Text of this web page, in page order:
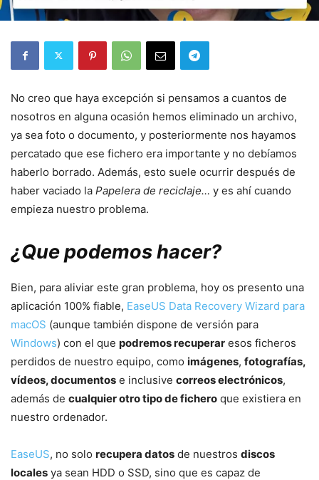
No creo que haya excepción si pensamos a cuantos de
nosotros en alguna ocasión hemos eliminado un archivo,
ya sea foto o documento, y posteriormente nos hayamos
percatado que ese fichero era importante y no debíamos
haberlo borrado. Además, esto suele ocurrir después de
haber vaciado la Papelera de reciclaje… y es ahí cuando
empieza nuestro problema.
¿Que podemos hacer?
Bien, para aliviar este gran problema, hoy os presento una
aplicación 100% fiable, EaseUS Data Recovery Wizard para
macOS (aunque también dispone de versión para
Windows) con el que podremos recuperar esos ficheros
perdidos de nuestro equipo, como imágenes, fotografías,
vídeos, documentos e inclusive correos electrónicos,
además de cualquier otro tipo de fichero que existiera en
nuestro ordenador.
EaseUS, no solo recupera datos de nuestros discos
locales ya sean HDD o SSD, sino que es capaz de